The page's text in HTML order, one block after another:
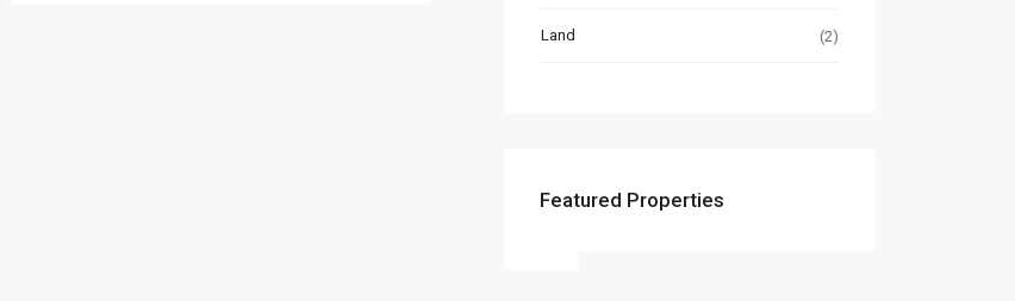
Land (2)
Featured Properties